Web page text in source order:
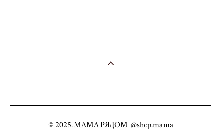
© 2025. МАМА РЯДОМ @shop.mama